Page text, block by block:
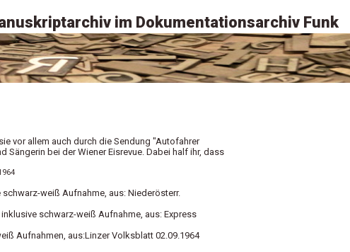
im Dokumentationsarchiv Funk
vor allem auch durch die Sendung "Autofahrer
bei der Wiener Eisrevue. Dabei half ihr, dass
weiß Aufnahme, aus: Niederösterr.
schwarz-weiß Aufnahme, aus: Express
Aufnahmen, aus:Linzer Volksblatt 02.09.1964